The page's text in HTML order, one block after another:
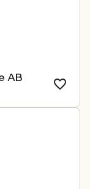
AB